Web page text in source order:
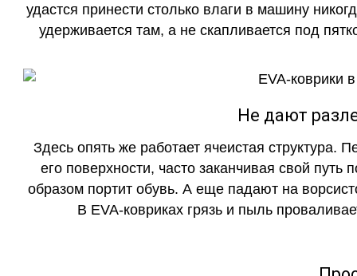
удастся принести столько влаги в машину
удерживается там, а не скапливается под
Не дают
Здесь опять же работает ячеистая структура.
его поверхности, часто заканчивая свой
образом портит обувь. А еще падают на
В EVA-ковриках грязь и пыль